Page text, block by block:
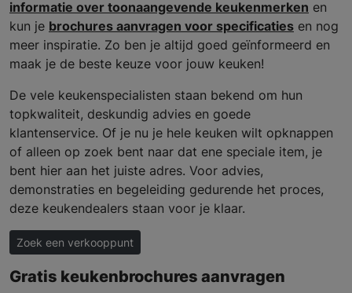
informatie over toonaangevende keukenmerken en
kun je brochures aanvragen voor specificaties en nog
meer inspiratie. Zo ben je altijd goed geïnformeerd en
maak je de beste keuze voor jouw keuken!
De vele keukenspecialisten staan bekend om hun
topkwaliteit, deskundig advies en goede
klantenservice. Of je nu je hele keuken wilt opknappen
of alleen op zoek bent naar dat ene speciale item, je
bent hier aan het juiste adres. Voor advies,
demonstraties en begeleiding gedurende het proces,
deze keukendealers staan voor je klaar.
Zoek een verkooppunt
Gratis keukenbrochures aanvragen